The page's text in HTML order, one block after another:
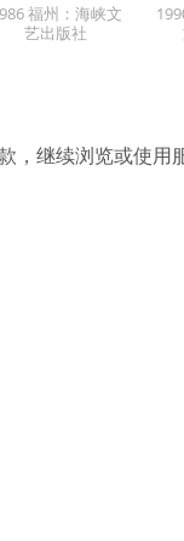
福州：海峡文
艺出版社
，继续浏览或使用